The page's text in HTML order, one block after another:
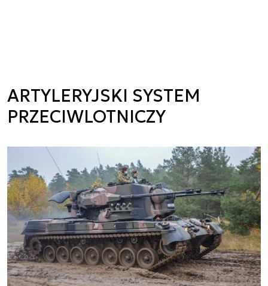
ARTYLERYJSKI SYSTEM
PRZECIWLOTNICZY